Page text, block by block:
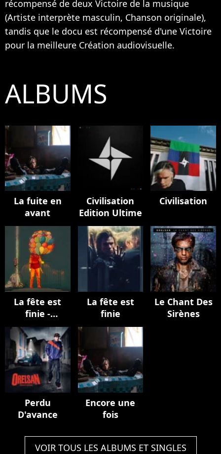
récompensé de deux Victoire de la musique
(Artiste interprète masculin, Chanson originale),
tandis que le docu est récompensé d'une Victoire
pour la meilleure Création audiovisuelle.
ALBUMS
La fuite en
avant
Civilisation
Edition Ultime
Civilisation
La fête est
finie -
EPILOGUE
La fête est
finie
Le Chant Des
Sirènes
Perdu
D'avance
Encore une
fois
VOIR TOUS LES ALBUMS ET SINGLES